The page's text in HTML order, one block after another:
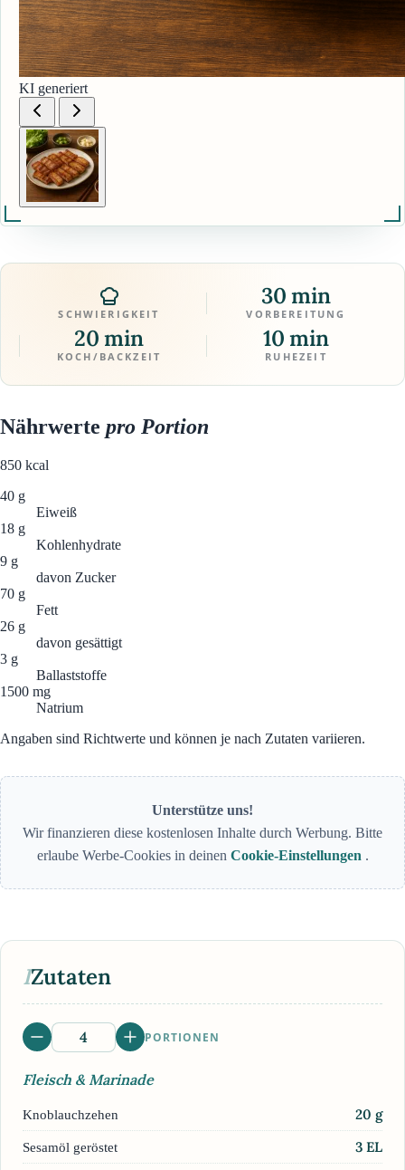
KI generiert
SCHWIERIGKEIT
30 min
VORBEREITUNG
20 min
KOCH/BACKZEIT
10 min
RUHEZEIT
Nährwerte pro Portion
850 kcal
40 g
Eiweiß
18 g
Kohlenhydrate
9 g
davon Zucker
70 g
Fett
26 g
davon gesättigt
3 g
Ballaststoffe
1500 mg
Natrium
Angaben sind Richtwerte und können je nach Zutaten variieren.
Unterstütze uns!
Wir finanzieren diese kostenlosen Inhalte durch Werbung. Bitte
erlaube Werbe-Cookies in deinen Cookie-Einstellungen .
IZutaten
PORTIONEN
Fleisch & Marinade
Knoblauchzehen 20 g
Sesamöl geröstet 3 EL